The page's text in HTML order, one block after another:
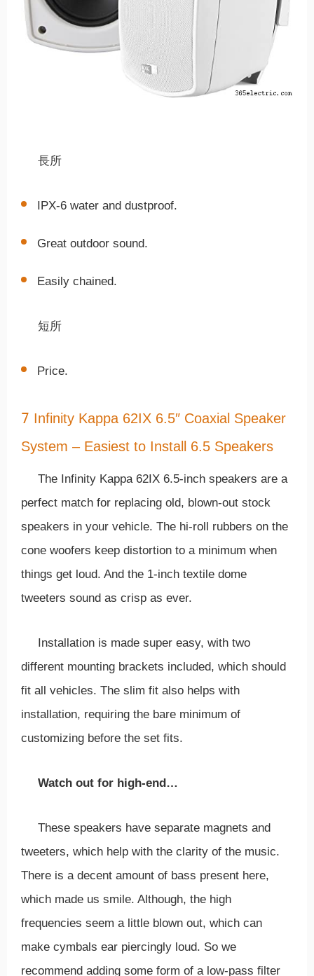
長所
IPX-6 water and dustproof.
Great outdoor sound.
Easily chained.
短所
Price.
7 Infinity Kappa 62IX 6.5″ Coaxial Speaker
System – Easiest to Install 6.5 Speakers
The Infinity Kappa 62IX 6.5-inch speakers are a
perfect match for replacing old, blown-out stock
speakers in your vehicle. The hi-roll rubbers on the
cone woofers keep distortion to a minimum when
things get loud. And the 1-inch textile dome
tweeters sound as crisp as ever.
Installation is made super easy, with two
different mounting brackets included, which should
fit all vehicles. The slim fit also helps with
installation, requiring the bare minimum of
customizing before the set fits.
Watch out for high-end…
These speakers have separate magnets and
tweeters, which help with the clarity of the music.
There is a decent amount of bass present here,
which made us smile. Although, the high
frequencies seem a little blown out, which can
make cymbals ear piercingly loud. So we
recommend adding some form of a low-pass filter